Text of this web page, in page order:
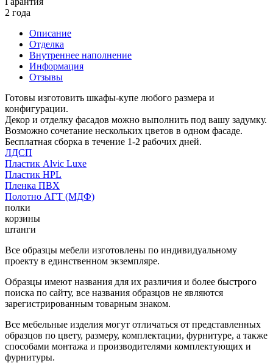
2 года
Описание
Отделка
Внутреннее наполнение
Информация
Отзывы
Готовы изготовить шкафы-купе любого размера и
конфигурации.
Декор и отделку фасадов можно выполнить под вашу задумку.
Возможно сочетание нескольких цветов в одном фасаде.
Бесплатная сборка в течение 1-2 рабочих дней.
ЛДСП
Пластик Alvic Luxe
Пластик HPL
Пленка ПВХ
Полотно АГТ (МДФ)
полки
корзины
штанги
Все образцы мебели изготовлены по индивидуальному
проекту в единственном экземпляре.
Образцы имеют названия для их различия и более быстрого
поиска по сайту, все названия образцов не являются
зарегистрированным товарным знаком.
Все мебельные изделия могут отличаться от представленных
образцов по цвету, размеру, комплектации, фурнитуре, а также
способами монтажа и производителями комплектующих и
фурнитуры.